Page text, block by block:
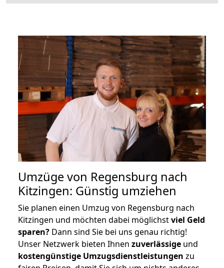
Umzüge von Regensburg nach
Kitzingen: Günstig umziehen
Sie planen einen Umzug von Regensburg nach
Kitzingen und möchten dabei möglichstviel Geld
sparen? Dann sind Sie bei uns genau richtig!
Unser Netzwerk bieten Ihnen zuverlässige und
kostengünstige Umzugsdienstleistungen zu